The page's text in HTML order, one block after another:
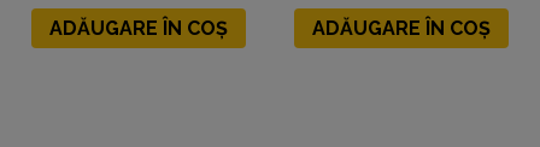
ADĂUGARE ÎN COȘ ADĂUGARE ÎN COȘ